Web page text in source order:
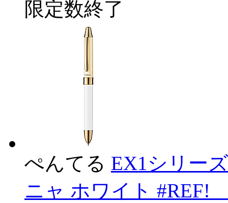
限定数終了
ぺんてる EX1シリー
ニャ ホワイト #REF!